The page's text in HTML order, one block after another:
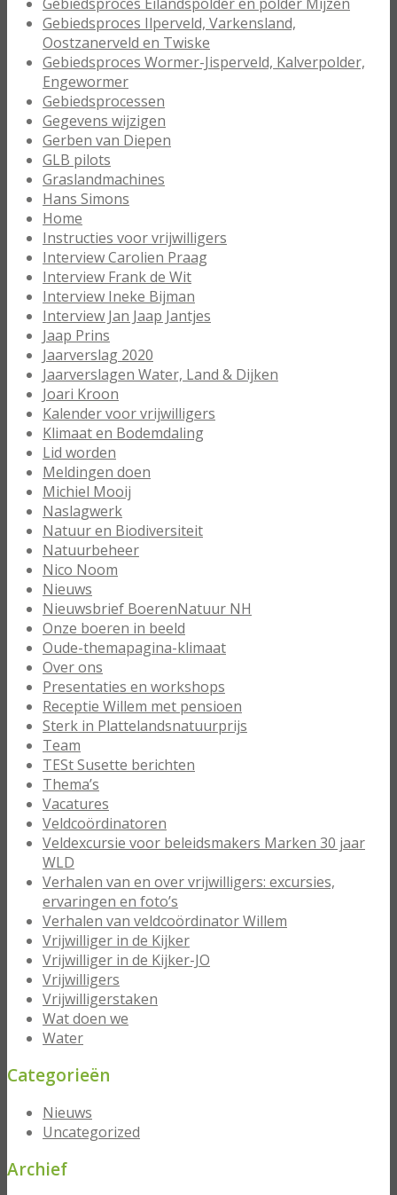
Gebiedsproces Ilperveld, Varkensland,
Oostzanerveld en Twiske
Gebiedsproces Wormer-Jisperveld, Kalverpolder,
Engewormer
Gebiedsprocessen
Gegevens wijzigen
Gerben van Diepen
GLB pilots
Graslandmachines
Hans Simons
Home
Instructies voor vrijwilligers
Interview Carolien Praag
Interview Frank de Wit
Interview Ineke Bijman
Interview Jan Jaap Jantjes
Jaap Prins
Jaarverslag 2020
Jaarverslagen Water, Land & Dijken
Joari Kroon
Kalender voor vrijwilligers
Klimaat en Bodemdaling
Lid worden
Meldingen doen
Michiel Mooij
Naslagwerk
Natuur en Biodiversiteit
Natuurbeheer
Nico Noom
Nieuws
Nieuwsbrief BoerenNatuur NH
Onze boeren in beeld
Oude-themapagina-klimaat
Over ons
Presentaties en workshops
Receptie Willem met pensioen
Sterk in Plattelandsnatuurprijs
Team
TESt Susette berichten
Thema’s
Vacatures
Veldcoördinatoren
Veldexcursie voor beleidsmakers Marken 30 jaar
WLD
Verhalen van en over vrijwilligers: excursies,
ervaringen en foto’s
Verhalen van veldcoördinator Willem
Vrijwilliger in de Kijker
Vrijwilliger in de Kijker-JO
Vrijwilligers
Vrijwilligerstaken
Wat doen we
Water
Categorieën
Nieuws
Uncategorized
Archief